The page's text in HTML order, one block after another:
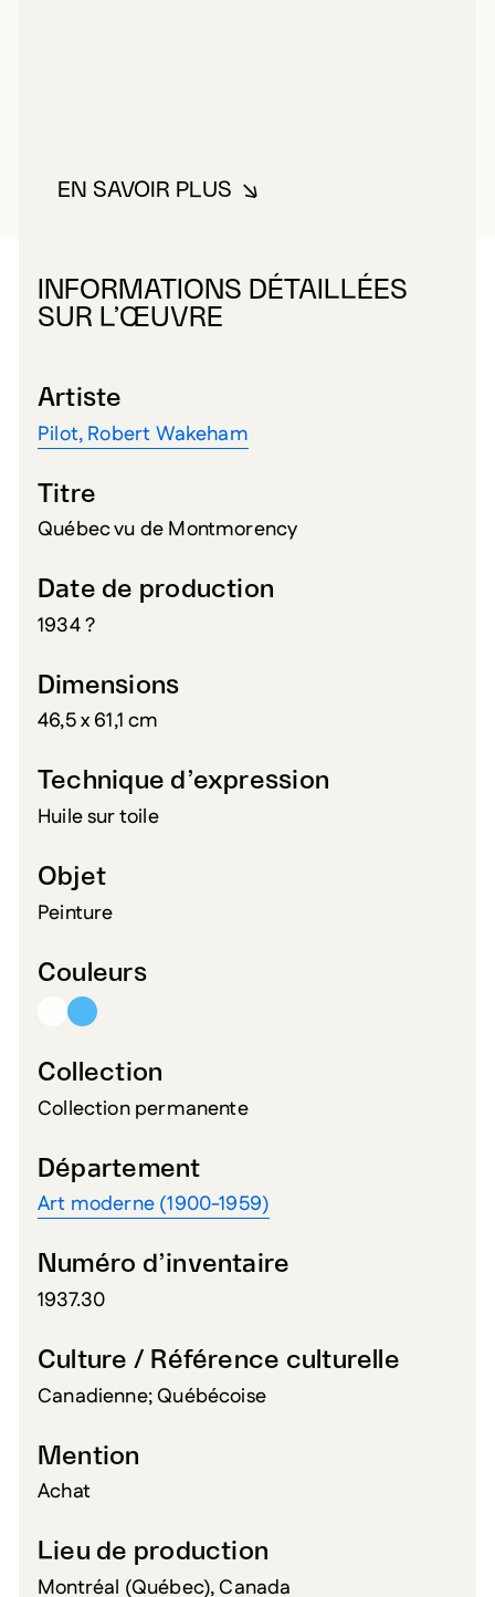
EN SAVOIR PLUSÀ PROPOS DE PILOT, ROBERT
INFORMATIONS DÉTAILLÉES
SUR L’ŒUVRE
Artiste
Pilot, Robert Wakeham
Titre
Québec vu de Montmorency
Date de production
1934 ?
Dimensions
46,5 x 61,1 cm
Technique d’expression
Huile sur toile
Objet
Peinture
Couleurs
Collection
Collection permanente
Département
Art moderne (1900-1959)
Numéro d’inventaire
1937.30
Culture / Référence culturelle
Canadienne; Québécoise
Mention
Achat
Lieu de production
Montréal (Québec), Canada